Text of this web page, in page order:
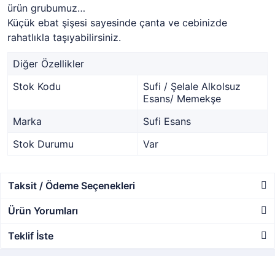
ürün grubumuz…
Küçük ebat şişesi sayesinde çanta ve cebinizde
rahatlıkla taşıyabilirsiniz.
Diğer Özellikler
Stok Kodu
Sufi / Şelale Alkolsuz
Esans/ Memekşe
Marka
Sufi Esans
Stok Durumu
Var
Taksit / Ödeme Seçenekleri
Ürün Yorumları
Teklif İste